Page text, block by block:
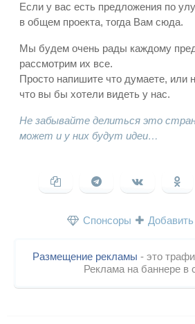
Если у вас есть предложения по
в общем проекта, тогда Вам сюда.
Мы будем очень рады каждому
рассмотрим их все.
Просто напишите что думаете, или
что вы бы хотели видеть у нас.
Не забывайте делиться это
может и у них будут идеи…
Спонсоры Добавить
Размещение рекламы - это
Реклама на баннере в